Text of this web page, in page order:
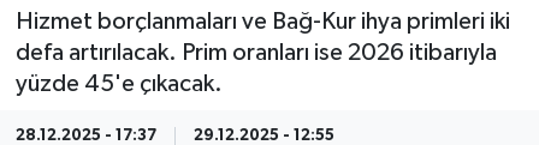
Hizmet borçlanmaları ve Bağ-Kur ihya primleri iki
defa artırılacak. Prim oranları ise 2026 itibarıyla
yüzde 45'e çıkacak.
28.12.2025 - 17:37 29.12.2025 - 12:55